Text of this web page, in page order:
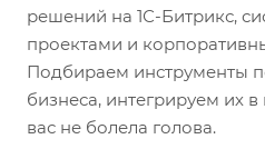
решений на 1С-Битрикс,
проектами и
Подбираем инструменты
бизнеса, интегрируем их
вас не болела голова.